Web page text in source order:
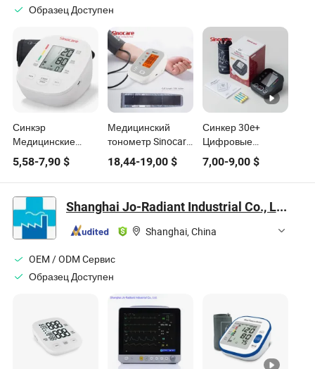
Монитор с
Сертификацией
Образец Доступен
Синкэр
Медицинские
Принадлежности
Цифровой
Монитор
Артериального
Давления Цена
Сфигмоманометры
Для Верхней
Части Руки
5,58-7,90 $
Медицинский
тонометр Sinocare,
цифровой
сфигмоманометр
для руки
18,44-19,00$
Синкер 30e+
Цифровые
мониторы
артериального
давления
Электрический
Портативный
измерения
артериального
давления
7,00-9,00$
Shanghai Jo-Radiant Industrial Co., Ltd.
Shanghai, China
OEM / ODM Cервис
Образец Доступен